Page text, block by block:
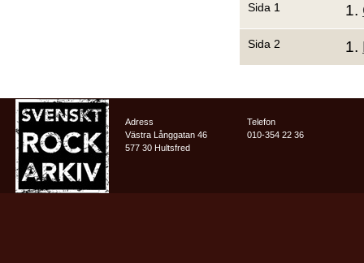
Sida 1 1.
Sida 2 1.
Adress
Västra Långgatan 46
577 30 Hultsfred
Telefon
010-354 22 36